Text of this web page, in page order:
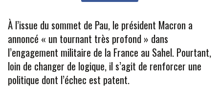
À l’issue du sommet de Pau, le président Macron a
annoncé « un tournant très profond » dans
l’engagement militaire de la France au Sahel. Pourtant,
loin de changer de logique, il s’agit de renforcer une
politique dont l’échec est patent.